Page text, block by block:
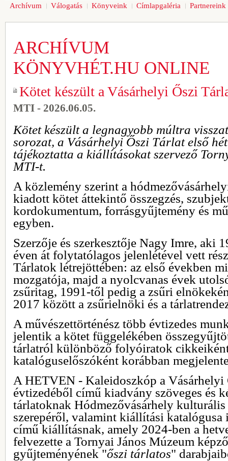
Archívum Válogatás Könyveink Címlapgaléria Partnereink
ARCHÍVUM
KÖNYVHÉT.HU ONLINE
Kötet készült a Vásárhelyi Őszi
MTI - 2026.06.05.
Kötet készült a legnagyobb múltra
sorozat, a Vásárhelyi Őszi Tárlat első
tájékoztatta a kiállításokat szervező
MTI-t.
A közlemény szerint a
kiadott kötet áttekintő összegzés,
kordokumentum, forrásgyűjtemény és
egyben.
Szerzője és szerkesztője Nagy Imre, aki
éven át folytatólagos jelenlétével vett
Tárlatok létrejöttében: az első években
mozgatója, majd a nyolcvanas évek
zsűritag, 1991-től pedig a zsűri
2017 között a zsűrielnöki és a
A művészettörténész több évtizedes
jelentik a kötet függelékében
tárlatról különböző folyóiratok
katalóguselőszóként korábban
A HETVEN - Kaleidoszkóp a Vásárhelyi
évtizedéből című kiadvány szöveges és
tárlatoknak Hódmezővásárhely
szerepéről, valamint kiállítási katalógusa
című kiállításnak, amely 2024-ben a
felvezette a Tornyai János Múzeum
gyűjteményének "őszi tárlatos"